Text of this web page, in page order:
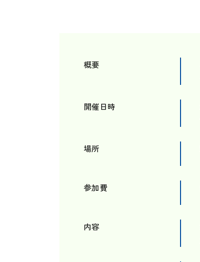
概要
開催日時
場所
参加費
内容